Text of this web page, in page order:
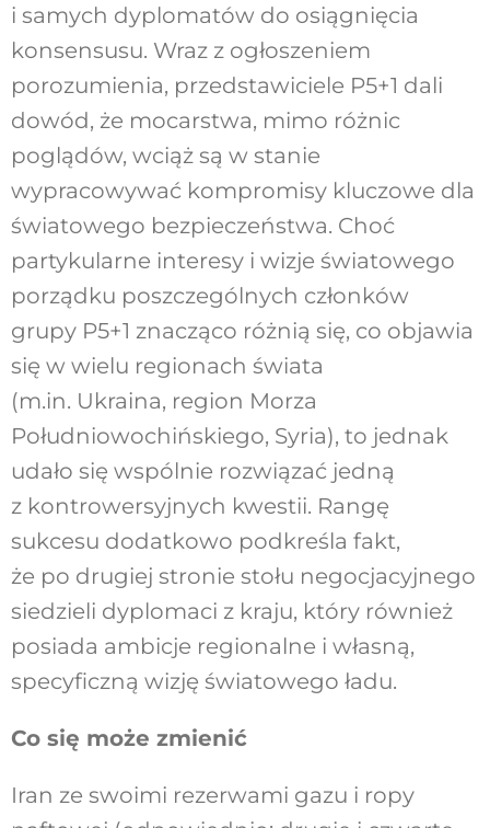
i samych dyplomatów do osiągnięcia
konsensusu. Wraz z ogłoszeniem
porozumienia, przedstawiciele P5+1 dali
dowód, że mocarstwa, mimo różnic
poglądów, wciąż są w stanie
wypracowywać kompromisy kluczowe dla
światowego bezpieczeństwa. Choć
partykularne interesy i wizje światowego
porządku poszczególnych członków
grupy P5+1 znacząco różnią się, co objawia
się w wielu regionach świata
(m.in. Ukraina, region Morza
Południowochińskiego, Syria), to jednak
udało się wspólnie rozwiązać jedną
z kontrowersyjnych kwestii. Rangę
sukcesu dodatkowo podkreśla fakt,
że po drugiej stronie stołu negocjacyjnego
siedzieli dyplomaci z kraju, który również
posiada ambicje regionalne i własną,
specyficzną wizję światowego ładu.
Co się może zmienić
Iran ze swoimi rezerwami gazu i ropy